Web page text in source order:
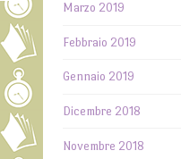
Marzo 2019
Febbraio 2019
Gennaio 2019
Dicembre 2018
Novembre 2018